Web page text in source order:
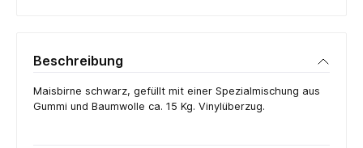
Beschreibung
Maisbirne schwarz, gefüllt mit einer Spezialmischung aus
Gummi und Baumwolle ca. 15 Kg. Vinylüberzug.